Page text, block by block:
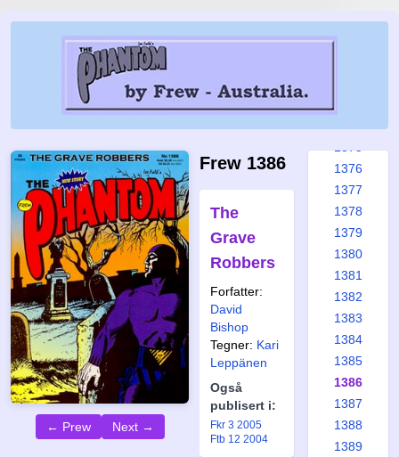
← Prew Next →
Frew 1386
The
Grave
Robbers
Forfatter:
David
Bishop
Tegner: Kari
Leppänen
Også
publisert i:
Fkr 3 2005
Ftb 12 2004
1369
1370
1376
1377
1378
1379
1380
1381
1382
1383
1384
1385
1386
1387
1388
1389